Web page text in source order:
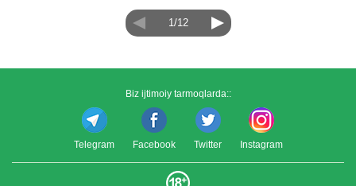
1/12
Biz ijtimoiy tarmoqlarda::
Telegram Facebook Twitter Instagram